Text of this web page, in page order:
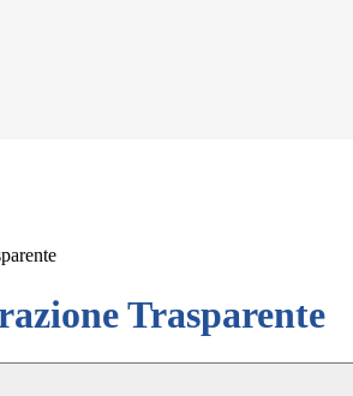
Trasparente